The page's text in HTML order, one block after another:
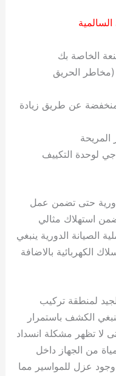
الخاصة بك
(مخاطر الحريق
عن طريق زيادة
لوحدة التكييف
دورية حتى تضمن عمل
استهلاك مثالي
الصيانة الدورية ينبغي
الكهربائية بالاضافة
لمنطقة تركيب
الكشف باستمرار
لا تظهر مشكلة انسداد
من الجهاز داخل
عزل للمواسير مما